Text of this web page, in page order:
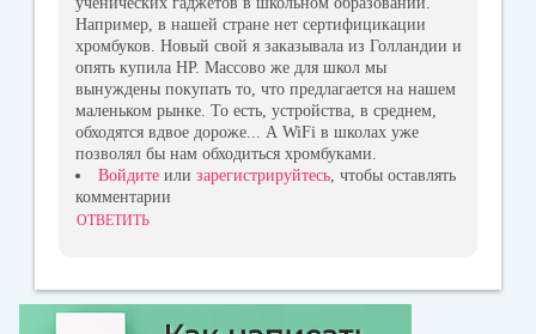
Например, в нашей стране нет сертифицикации
хромбуков. Новый свой я заказывала из Голландии и
опять купила HP. Массово же для школ мы
вынуждены покупать то, что предлагается на нашем
маленьком рынке. То есть, устройства, в среднем,
обходятся вдвое дороже... А WiFi в школах уже
позволял бы нам обходиться хромбуками.
Войдите или зарегистрируйтесь, чтобы оставлять
комментарии
ОТВЕТИТЬ